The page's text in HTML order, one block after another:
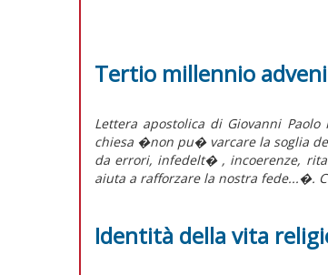
Tertio millennio
Lettera apostolica di Giovanni
chiesa �non pu� varcare la soglia
da errori, infedelt� , incoerenze,
aiuta a rafforzare la nostra fede...�.
Identità della vita